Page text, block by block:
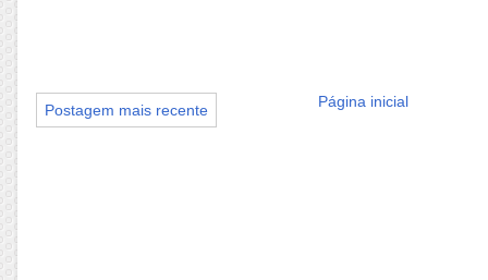
Postagem mais recente Página inicial